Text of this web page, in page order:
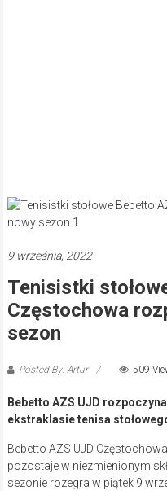
9 września, 2022
Tenisistki
Częstochowa
sezon
Posted By: Artur 509
Bebetto AZS UJD
ekstraklasie tenisa
Bebetto AZS UJD
pozostaje w niezmienionym
sezonie rozegra w piątek 9